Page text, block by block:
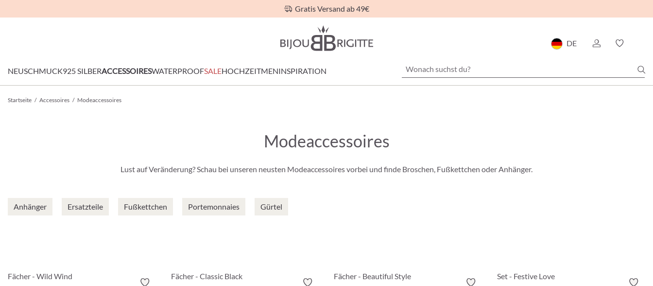
Gratis Versand ab 49€
DE
NEUSCHMUCK925 SILBERACCESSOIRESWATERPROOFSALEHOCHZEITMENINSPIRATION
Startseite / Accessoires / Modeaccessoires
Modeaccessoires
Lust auf Veränderung? Schau bei unseren neusten Modeaccessoires vorbei und finde Broschen, Fußkettchen oder Anhänger.
Anhänger Ersatzteile Fußkettchen Portemonnaies Gürtel
Fächer - Wild Wind Fächer - Classic Black Fächer - Beautiful Style Set - Festive Love